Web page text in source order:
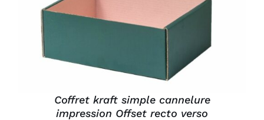
Coffret kraft simple cannelure
impression Offset recto verso